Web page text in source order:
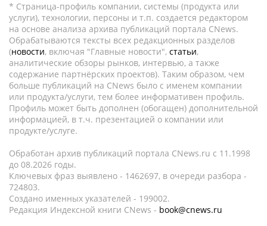
* Страница-профиль компании, системы (продукта или
услуги), технологии, персоны и т.п. создается редактором
на основе анализа архива публикаций портала CNews.
Обрабатываются тексты всех редакционных разделов
(новости, включая "Главные новости", статьи,
аналитические обзоры рынков, интервью, а также
содержание партнёрских проектов). Таким образом, чем
больше публикаций на CNews было с именем компании
или продукта/услуги, тем более информативен профиль.
Профиль может быть дополнен (обогащен) дополнительной
информацией, в т.ч. презентацией о компании или
продукте/услуге.
Обработан архив публикаций портала CNews.ru c 11.1998
до 08.2026 годы.
Ключевых фраз выявлено - 1462697, в очереди разбора -
724803.
Создано именных указателей - 199002.
Редакция Индексной книги CNews - book@cnews.ru